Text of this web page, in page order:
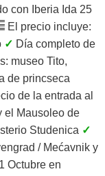
con Iberia Ida 25
El precio incluye:
✓ Día completo de
museo Tito,
de princseca
de la entrada al
el Mausoleo de
Studenica ✓
/ Mećavnik y
Octubre en